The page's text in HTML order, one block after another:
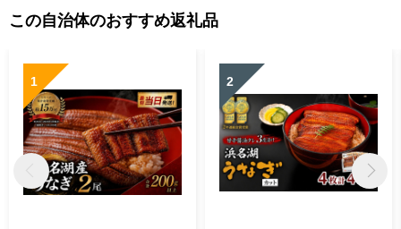
この自治体のおすすめ返礼品
1 2